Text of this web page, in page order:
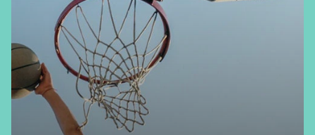
galactooligossacarídeos. FEMS Microbiology
Letters, 315(2), 141-148.
https://doi.org/10.1111/j.1574-6968.2010.02185.x